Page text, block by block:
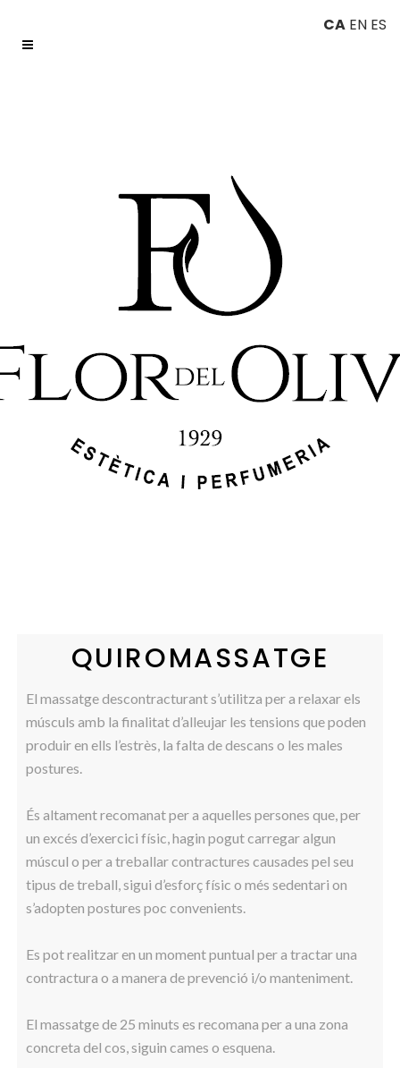
QUIROMASSATGE
QUIROMASSATGE
El massatge descontracturant s’utilitza per a relaxar els
músculs amb la finalitat d’alleujar les tensions que poden
produir en ells l’estrès, la falta de descans o les males
postures.
És altament recomanat per a aquelles persones que, per
un excés d’exercici físic, hagin pogut carregar algun
múscul o per a treballar contractures causades pel seu
tipus de treball, sigui d’esforç físic o més sedentari on
s’adopten postures poc convenients.
Es pot realitzar en un moment puntual per a tractar una
contractura o a manera de prevenció i/o manteniment.
El massatge de 25 minuts es recomana per a una zona
concreta del cos, siguin cames o esquena.
CA EN ES